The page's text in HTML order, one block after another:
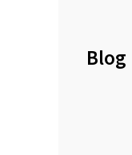
Blog